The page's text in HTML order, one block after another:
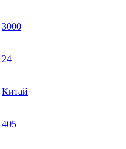
3000
24
Китай
405